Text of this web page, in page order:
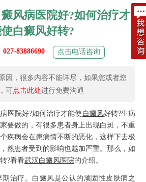
风病医院好?如何治疗才
白癜风好转?
027-83886690 点击电话咨询
因，很多内容不能详尽，如果您或者您
可点击此处进行免费沟通
病医院好?如何治疗才能使 白癜风好转?生病
要做的，有很多患者身上出现白斑，不重
疾病会在患病情不断的恶化，这样下去极
然患者受到的影响也越加严重。那么，如
?看看武汉白癜风医院的介绍。
疗。白癜风是公认的顽固性皮肤病之